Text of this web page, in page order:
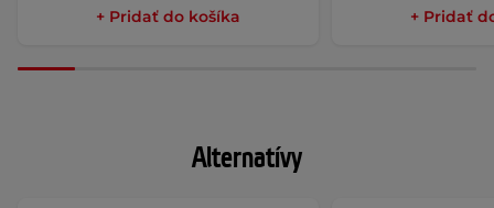
+ Pridať do košíka + Pridať
Alternatívy